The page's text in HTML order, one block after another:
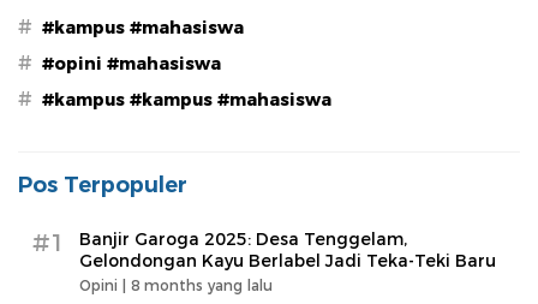
# #kampus #mahasiswa
# #opini #mahasiswa
# #kampus #kampus #mahasiswa
Pos Terpopuler
#1
Banjir Garoga 2025: Desa Tenggelam,
Gelondongan Kayu Berlabel Jadi Teka-Teki Baru
Opini | 8 months yang lalu